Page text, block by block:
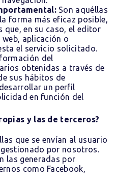
Son aquéllas
forma más eficaz posible,
que, en su caso, el editor
aplicación o
el servicio solicitado.
del
obtenidas a través de
sus hábitos de
un perfil
en función del
y las de terceros?
que se envían al usuario
por nosotros.
las generadas por
como Facebook,